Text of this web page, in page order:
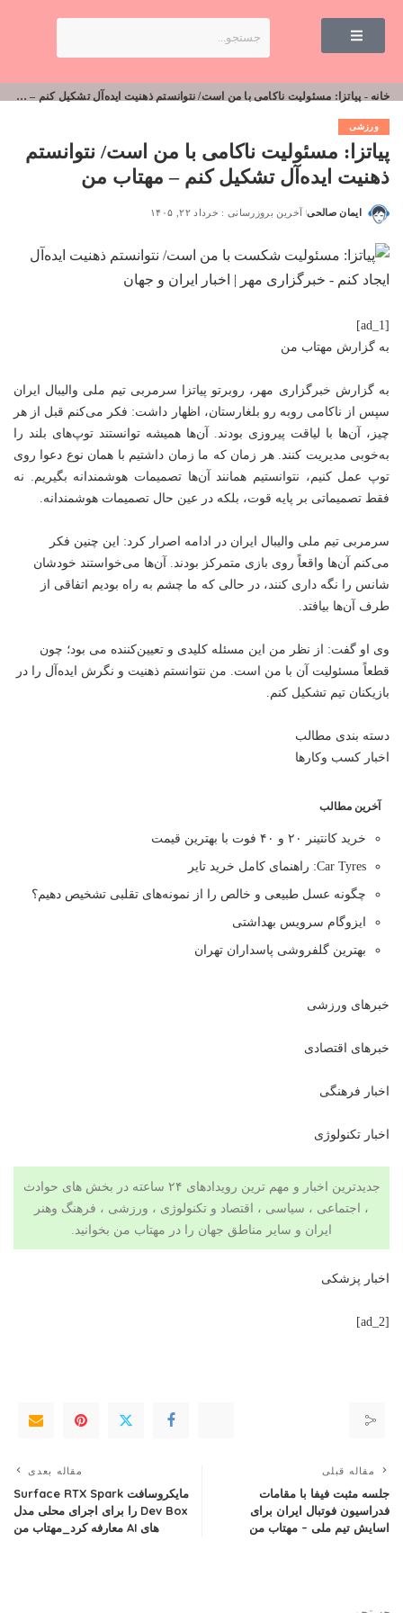
خانه - پیاتزا: مسئولیت ناکامی با من است/ نتوانستم ذهنیت ایده‌آل تشکیل کنم – مهتاب من
ورزشی
پیاتزا: مسئولیت ناکامی با من است/ نتوانستم
ذهنیت ایده‌آل تشکیل کنم – مهتاب من
ایمان صالحی آخرین بروزرسانی : خرداد ۲۲, ۱۴۰۵
[ad_1]
به گزارش مهتاب من
به گزارش خبرگزاری مهر، روبرتو پیاتزا سرمربی تیم ملی والیبال ایران
سپس از ناکامی روبه رو بلغارستان، اظهار داشت: فکر می‌کنم قبل از هر
چیز، آن‌ها با لیاقت پیروزی بودند. آن‌ها همیشه توانستند توپ‌های بلند را
به‌خوبی مدیریت کنند. هر زمان که ما زمان داشتیم با همان نوع دعوا روی
توپ عمل کنیم، نتوانستیم همانند آن‌ها تصمیمات هوشمندانه بگیریم. نه
فقط تصمیماتی بر پایه قوت، بلکه در عین حال تصمیمات هوشمندانه.
سرمربی تیم ملی والیبال ایران در ادامه اصرار کرد: این چنین فکر
می‌کنم آن‌ها واقعاً روی بازی متمرکز بودند. آن‌ها می‌خواستند خودشان
شانس را نگه داری کنند، در حالی که ما چشم به راه بودیم اتفاقی از
طرف آن‌ها بیافتد.
وی او گفت: از نظر من این مسئله کلیدی و تعیین‌کننده می بود؛ چون
قطعاً مسئولیت آن با من است. من نتوانستم ذهنیت و نگرش ایده‌آل را در
بازیکنان تیم تشکیل کنم.
دسته بندی مطالب
اخبار کسب وکارها
آخرین مطالب
خرید کانتینر ۲۰ و ۴۰ فوت با بهترین قیمت
Car Tyres: راهنمای کامل خرید تایر
چگونه عسل طبیعی و خالص را از نمونه‌های تقلبی تشخیص دهیم؟
ایزوگام سرویس بهداشتی
بهترین گلفروشی پاسداران تهران
خبرهای ورزشی
خبرهای اقتصادی
اخبار فرهنگی
اخبار تکنولوژی
جدیدترین اخبار و مهم ترین رویدادهای ۲۴ ساعته در بخش های حوادث
، اجتماعی ، سیاسی ، اقتصاد و تکنولوژی ، ورزشی ، فرهنگ وهنر
ایران و سایر مناطق جهان را در مهتاب من بخوانید.
اخبار پزشکی
[ad_2]
مقاله قبلی
جلسه مثبت فیفا با مقامات
فدراسیون فوتبال ایران برای
اسایش تیم ملی – مهتاب من
مقاله بعدی
مایکروسافت Surface RTX Spark
Dev Box را برای اجرای محلی مدل
های AI معارفه کرد_مهتاب من